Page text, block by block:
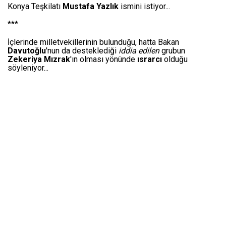
Konya Teşkilatı Mustafa Yazlık ismini istiyor...
***
İçlerinde milletvekillerinin bulunduğu, hatta Bakan
Davutoğlu'nun da desteklediği iddia edilen grubun
Zekeriya Mızrak'ın olması yönünde ısrarcı olduğu
söyleniyor...